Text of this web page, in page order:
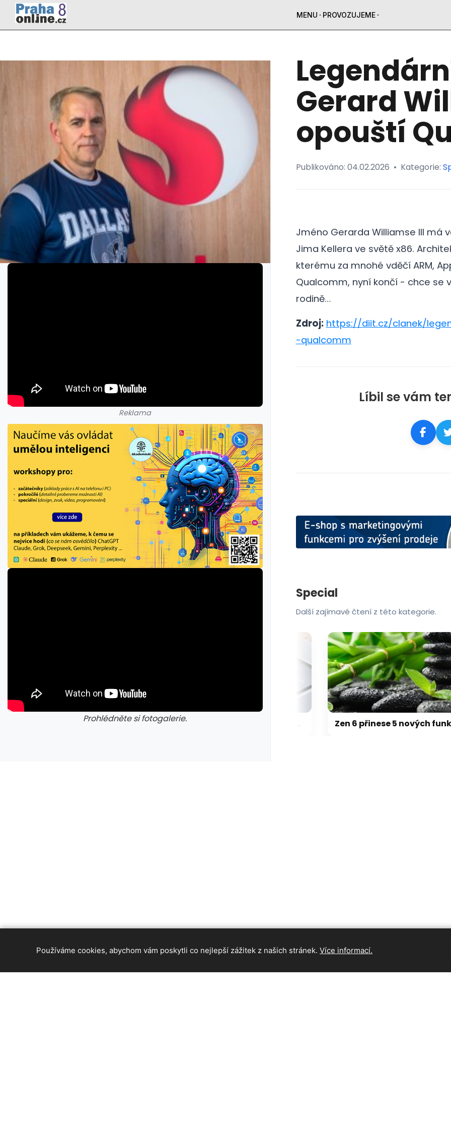
MENU PROVOZUJEME
Reklama
Prohlédněte si fotogalerie.
galerie: cviky
Gerard
opouští
Publikováno: 04.02.2026 • Kategorie:
Jméno Gerarda Williamse III má
Jima Kellera ve světě x86.
kterému za mnohé vděčí ARM,
Qualcomm, nyní končí - chce se
rodině…
Zdroj: https://diit.cz/clanek/
-qualcomm
Líbil se vám
Special
Další zajímavé čtení z této kategorie.
Microsoft chce, aby na Xbox Helix běhaly všechny hry, které kdy vyšly pro Xbox Zen 6 přinese 5 nových funkcí pro vyšší stabilitu výkonu, nejen herního
Používáme cookies, abychom vám poskytli co nejlepší zážitek z našich stránek. Více informací.